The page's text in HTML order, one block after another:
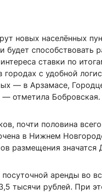
новых населённых
будет
ставки по
городах с удобной
— в Арзамасе,
отметила Бобровская.
почти половина
в Нижнем
размещения
аренды во
тысячи рублей. При